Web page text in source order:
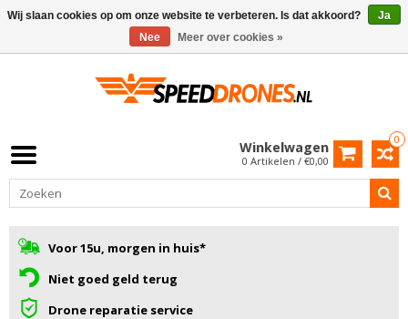
0
Winkelwagen
0 Artikelen / €0,00
Voor 15u, morgen in huis*
Niet goed geld terug
Drone reparatie service
Wij slaan cookies op om onze website te verbeteren. Is dat akkoord?
Ja
Nee
Meer over cookies »